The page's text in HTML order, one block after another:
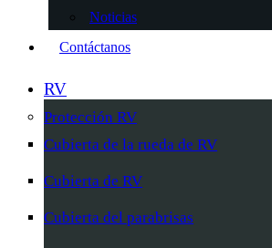
Noticias
Contáctanos
RV
Protección RV
Cubierta de la rueda de RV
Cubierta de RV
Cubierta del parabrisas